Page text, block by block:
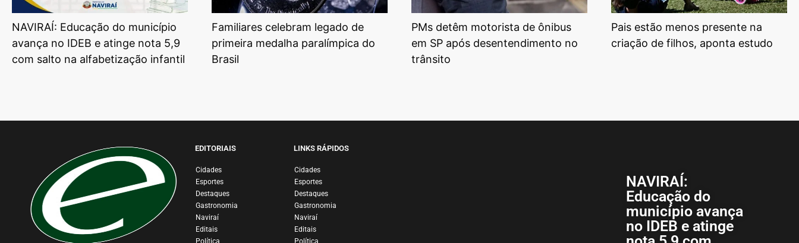
NAVIRAÍ: Educação do município
avança no IDEB e atinge nota 5,9
com salto na alfabetização infantil
Familiares celebram legado de
primeira medalha paralímpica do
Brasil
PMs detêm motorista de ônibus
em SP após desentendimento no
trânsito
Pais estão menos presente na
criação de filhos, aponta estudo
EDITORIAIS
Cidades
Esportes
Destaques
Gastronomia
Naviraí
Editais
Política
LINKS RÁPIDOS
Cidades
Esportes
Destaques
Gastronomia
Naviraí
Editais
Política
NAVIRAÍ:
Educação do
município avança
no IDEB e atinge